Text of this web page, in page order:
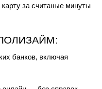
за считаные минуты
ПОЛИЗАЙМ:
банков, включая